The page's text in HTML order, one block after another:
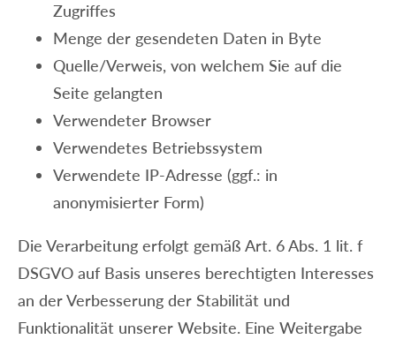
Zugriffes
Menge der gesendeten Daten in Byte
Quelle/Verweis, von welchem Sie auf die
Seite gelangten
Verwendeter Browser
Verwendetes Betriebssystem
Verwendete IP-Adresse (ggf.: in
anonymisierter Form)
Die Verarbeitung erfolgt gemäß Art. 6 Abs. 1 lit. f
DSGVO auf Basis unseres berechtigten Interesses
an der Verbesserung der Stabilität und
Funktionalität unserer Website. Eine Weitergabe